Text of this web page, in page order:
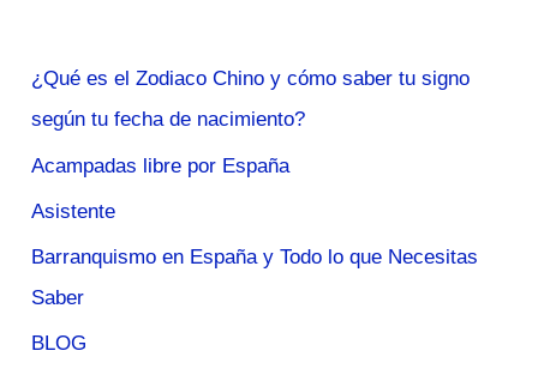
¿Qué es el Zodiaco Chino y cómo saber tu signo
según tu fecha de nacimiento?
Acampadas libre por España
Asistente
Barranquismo en España y Todo lo que Necesitas
Saber
BLOG